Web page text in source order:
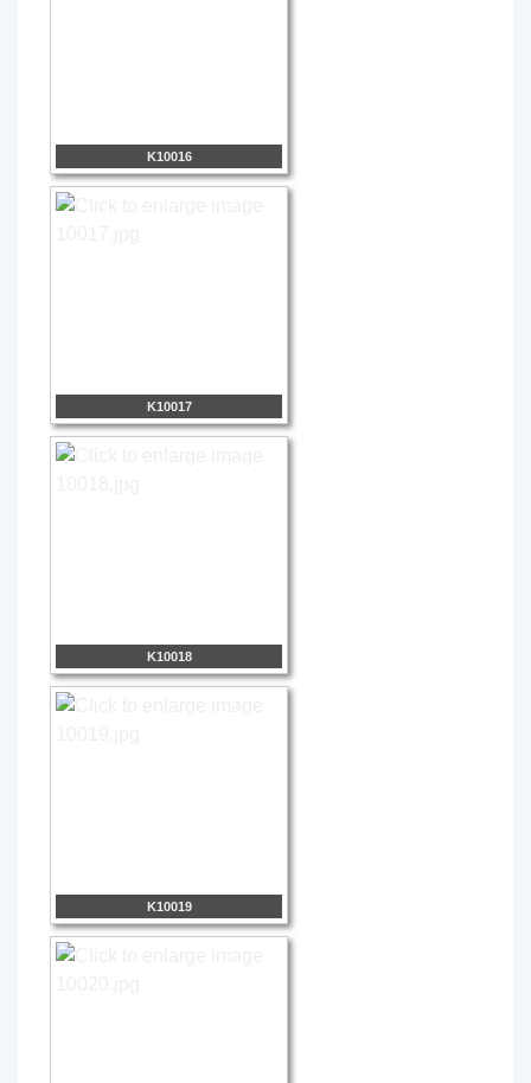
K10016
K10017
K10018
K10019